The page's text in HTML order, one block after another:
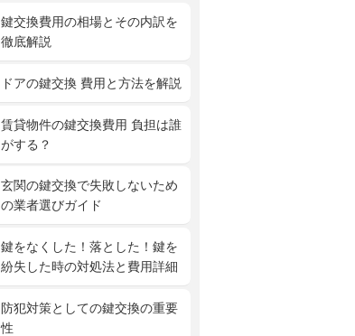
鍵交換費用の相場とその内訳を
徹底解説
ドアの鍵交換 費用と方法を解説
賃貸物件の鍵交換費用 負担は誰
がする？
玄関の鍵交換で失敗しないため
の業者選びガイド
鍵をなくした！落とした！鍵を
紛失した時の対処法と費用詳細
防犯対策としての鍵交換の重要
性